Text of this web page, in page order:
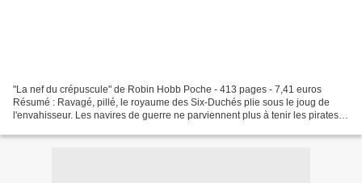
"La nef du crépuscule" de Robin Hobb Poche - 413 pages - 7,41 euros
Résumé : Ravagé, pillé, le royaume des Six-Duchés plie sous le joug de
l'envahisseur. Les navires de guerre ne parviennent plus à tenir les pirates